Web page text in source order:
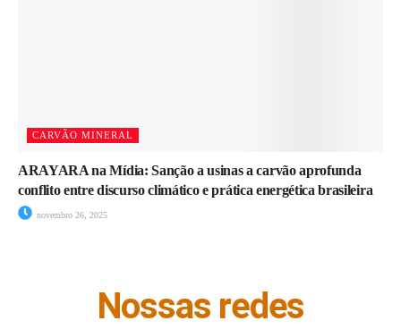
CARVÃO MINERAL
ARAYARA na Mídia: Sanção a usinas a carvão aprofunda
conflito entre discurso climático e prática energética brasileira
novembro 26, 2025
Nossas redes